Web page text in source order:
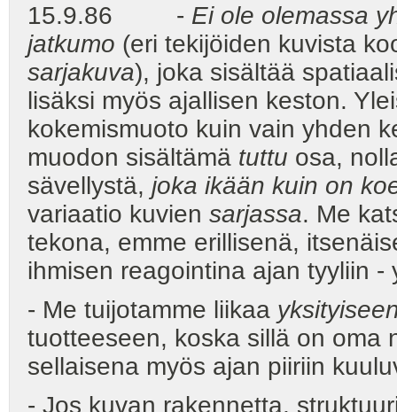
15.9.86 - Ei ole olemassa
jatkumo (eri tekijöiden kuvista
sarjakuva), joka sisältää
lisäksi myös ajallisen keston.
kokemismuoto kuin vain yhden
muodon sisältämä tuttu osa,
sävellystä, joka ikään kuin on
variaatio kuvien sarjassa. Me
tekona, emme erillisenä,
ihmisen reagointina ajan tyyliin
- Me tuijotamme liikaa
tuotteeseen, koska sillä on oma
sellaisena myös ajan piiriin
- Jos kuvan rakennetta,